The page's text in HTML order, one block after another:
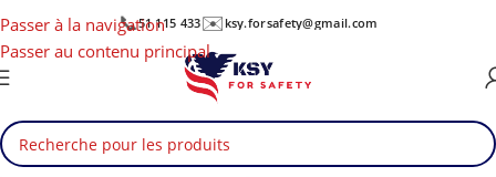
Passer à la navigation
Passer au contenu principal
📞51 115 433✉️ ksy.forsafety@gmail.com